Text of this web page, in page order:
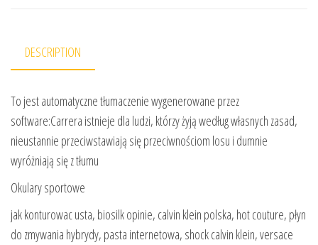
DESCRIPTION
To jest automatyczne tłumaczenie wygenerowane przez
software:Carrera istnieje dla ludzi, którzy żyją według własnych zasad,
nieustannie przeciwstawiają się przeciwnościom losu i dumnie
wyróżniają się z tłumu
Okulary sportowe
jak konturowac usta, biosilk opinie, calvin klein polska, hot couture, płyn
do zmywania hybrydy, pasta internetowa, shock calvin klein, versace